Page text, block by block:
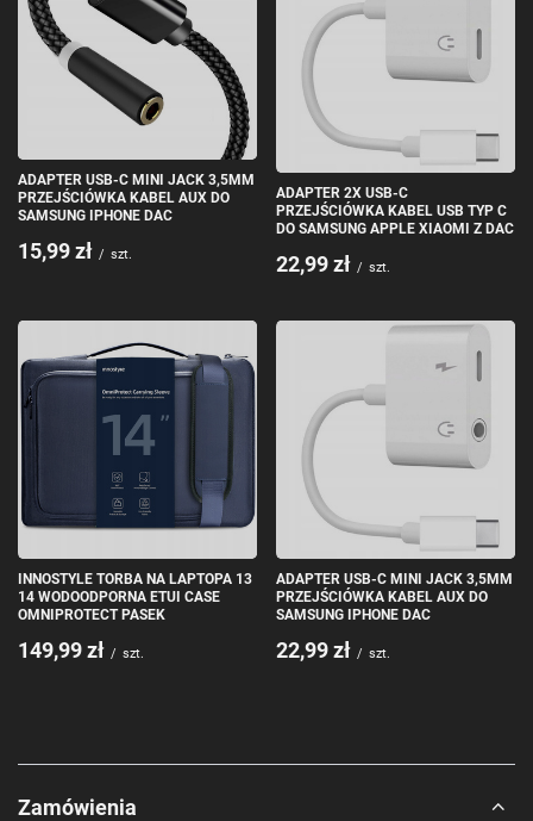
ADAPTER USB-C MINI JACK 3,5MM
PRZEJŚCIÓWKA KABEL AUX DO
SAMSUNG IPHONE DAC
15,99 zł / szt.
ADAPTER 2X USB-C
PRZEJŚCIÓWKA KABEL USB TYP C
DO SAMSUNG APPLE XIAOMI Z DAC
22,99 zł / szt.
INNOSTYLE TORBA NA LAPTOPA 13
14 WODOODPORNA ETUI CASE
OMNIPROTECT PASEK
149,99 zł / szt.
ADAPTER USB-C MINI JACK 3,5MM
PRZEJŚCIÓWKA KABEL AUX DO
SAMSUNG IPHONE DAC
22,99 zł / szt.
Zamówienia